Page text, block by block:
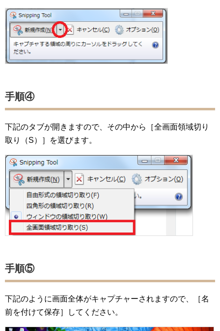
手順④
下記のタブが開きますので、その中から［全画面領域切り
取り（S）］を選びます。
手順⑤
下記のように画面全体がキャプチャーされますので、［名
前を付けて保存］してください。